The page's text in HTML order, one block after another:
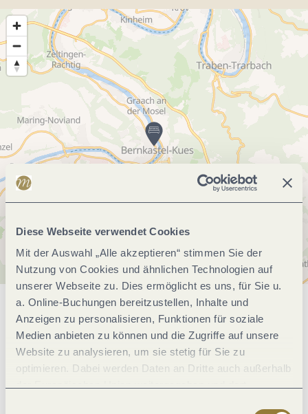
Diese Webseite verwendet Cookies
Mit der Auswahl „Alle akzeptieren“ stimmen Sie der
Nutzung von Cookies und ähnlichen Technologien auf
unserer Webseite zu. Dies ermöglicht es uns, für Sie u.
a. Online-Buchungen bereitzustellen, Inhalte und
Anzeigen zu personalisieren, Funktionen für soziale
Medien anbieten zu können und die Zugriffe auf unsere
Website zu analysieren, um sie stetig für Sie zu
optimieren. Dabei werden Daten an Dritte auch außerhalb
Allgemeine Informationen
Fremdsprachen